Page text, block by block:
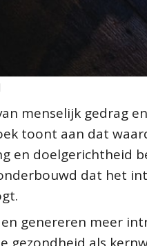
menselijk gedrag
toont aan dat
en doelgerichtheid
dat het
genereren meer